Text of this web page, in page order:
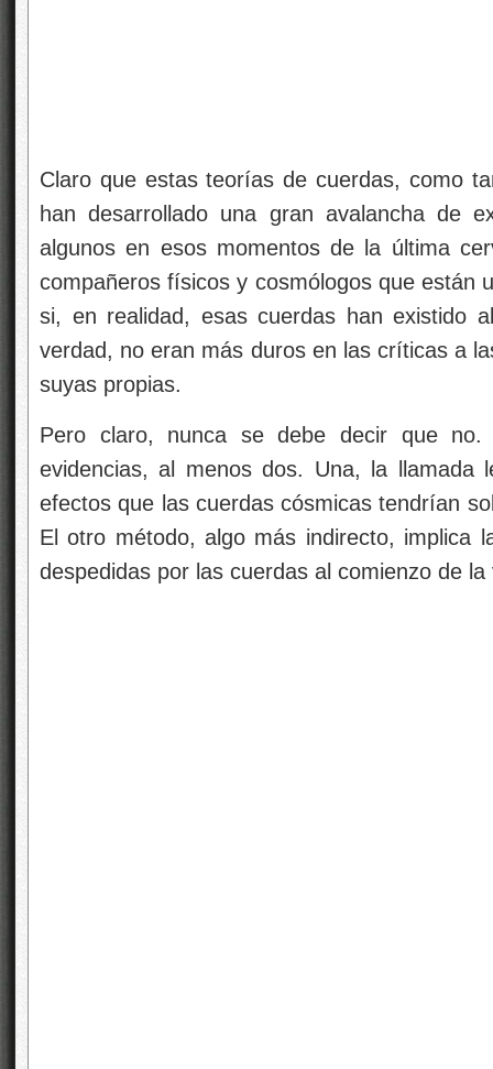
Claro que estas teorías de cuerdas, como
han desarrollado una gran avalancha de
algunos en esos momentos de la última
compañeros físicos y cosmólogos que están
si, en realidad, esas cuerdas han existido
verdad, no eran más duros en las críticas a
suyas propias.
Pero claro, nunca se debe decir que no.
evidencias, al menos dos. Una, la llamada
efectos que las cuerdas cósmicas tendrían
El otro método, algo más indirecto, implica
despedidas por las cuerdas al comienzo de